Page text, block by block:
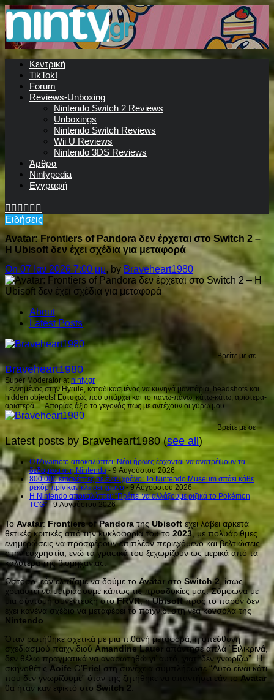
Κεντρική
TikTok!
Forum
Reviews-Unboxing
Nintendo Switch 2 Reviews
Unboxings
Nintendo Switch Reviews
Wii U Reviews
Nintendo 3DS Reviews
Άρθρα
Nintypedia
Εγγραφή
Ειδήσεις
Avatar: Frontiers of Pandora δεν έρχεται στο Switch 2 –
Η Ubisoft δεν έχει σχέδια για μεταφορά
On 07 Ιαν 2026 7:00 μμ, by Braveheart1980
About
Latest Posts
Βρείτε με σε
Braveheart1980
Super Moderatorat ninty.gr
Γεννημένος στην Hyrule, καταδικασμένος να κυνηγά μανιτάρια, headshots και
hidden objects! Ευτυχώς που υπάρχει και το πάνω-πάνω, κάτω-κάτω, αριστερά-
αριστερά .... Απορίας άξιο το γεγονός πως με αντέχουν οι γύρω μου...
Βρείτε με σε
Latest posts by Braveheart1980(see all)
Ο Miyamoto αποκαλύπτει: Νέοι ήρωες έρχονται να ανατρέψουν τα
δεδομένα στη Nintendo- 9 Αυγούστου 2026
800.000 επισκέπτες σε έναν χρόνο: Το Nintendo Museum σπάει κάθε
ρεκόρ πριν καν κλείσει χρόνο- 9 Αυγούστου 2026
Η Nintendo αποκαλύπτει: “Πρέπει να αλλάξουμε ριζικά το Pokémon
TCG”- 9 Αυγούστου 2026
Το Avatar:Frontiers of Pandora της Ubisoft έχει λάβει αρκετά
θετικές κριτικές από την κυκλοφορία του το 2023 , με πολυάριθμες
ενημερώσεις να προσφέρουν επιπλέον περιεχόμενο και βελτιώσεις
στην ευχρηστία, ενώ τα γραφικά του ξεχωρίζουν ως μερικά από τα
καλύτερα της βιομηχανίας.
Ωστόσο, εάν ελπίζαμε να δούμε το Avatar στο Switch 2 , ίσως
χρειαστεί να μετριάσουμε κάπως τις προσδοκίες μας. Σύμφωνα με
μια σύντομη συνέντευξη στοFRVR, ηUbisoftπρος το παρόν δεν
έχει κανένα σχέδιο να μεταφέρει το παιχνίδι στη νέα κονσόλα της
Nintendo
Όταν ρωτήθηκε σχετικά με μια πιθανή μεταφορά, η υπεύθυνη
σχεδιασμού παιχνιδιού Amandine Lauer απάντησε απλά “Ειλικρινά,
δεν θέλω πραγματικά να αναρωτηθώ γι’ αυτό, γιατί δεν γνωρίζω”. Η
σκηνοθέτις Aoife O’Friel στη συνέχεια συμπλήρωσε “Αυτό είναι κάτι
που δεν γνωρίζουμε” όταν της ζητήθηκε να απαντήσει εάν τοAvatar
θα ήταν καν εφικτό στο Switch 2